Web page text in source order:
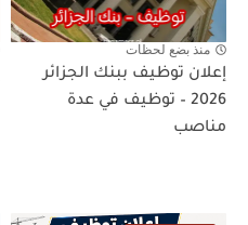
منذ بضع لحظات
إعلان توظيف ببنك الجزائر
2026 – توظيف في عدة
مناصب